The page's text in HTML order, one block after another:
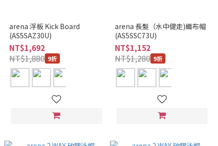
arena 浮板 Kick Board
(AS5SAZ30U)
NT$1,692
NT$1,880 9折
arena 長髮（水中健走)織布帽
(AS5SSC73U)
NT$1,152
NT$1,280 9折